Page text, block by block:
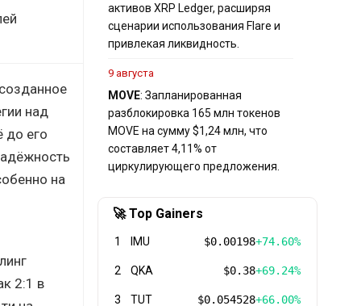
над
до его
на
2:1 в
активов XRP Ledger, расширяя
сценарии использования Flare и
привлекая ликвидность.
9 августа
MOVE: Запланированная
разблокировка 165 млн токенов
MOVE на сумму $1,24 млн, что
составляет 4,11% от
циркулирующего предложения.
🚀 Top Gainers
1 IMU $0.00198+74.60%
2 QKA $0.38+69.24%
3 TUT $0.054528+66.00%